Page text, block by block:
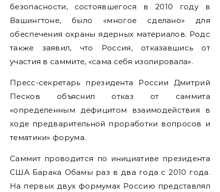
безопасности, состоявшегося в 2010 году в
Вашингтоне, было «многое сделано» для
обеспечения охраны ядерных материалов. Родс
также заявил, что Россия, отказавшись от
участия в саммите, «сама себя изолировала».
Пресс-секретарь президента России Дмитрий
Песков объяснил отказ от саммита
«определенным дефицитом взаимодействия в
ходе предварительной проработки вопросов и
тематики» форума.
Cаммит проводится по инициативе президента
США Барака Обамы раз в два года с 2010 года.
На первых двух формумах Россию представлял